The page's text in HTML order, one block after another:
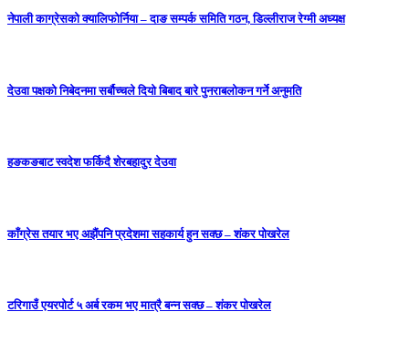
नेपाली काग्रेसको क्यालिफोर्निया – दाङ सम्पर्क समिति गठन, डिल्लीराज रेग्मी अध्यक्ष
देउवा पक्षको निबेदनमा सर्बौच्चले दियो बिबाद बारे पुनराबलोकन गर्ने अनुमति
हङकङबाट स्वदेश फर्किदै शेरबहादुर देउवा
काँग्रेस तयार भए अझैंपनि प्रदेशमा सहकार्य हुन सक्छ – शंकर पोखरेल
टरिगाउँ एयरपोर्ट ५ अर्ब रकम भए मात्रै बन्न सक्छ – शंकर पोखरेल